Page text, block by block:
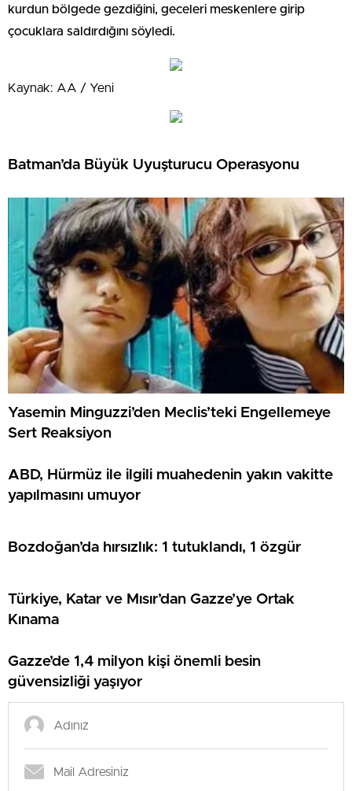
kurdun bölgede gezdiğini, geceleri meskenlere girip
çocuklara saldırdığını söyledi.
Kaynak: AA / Yeni
Batman’da Büyük Uyuşturucu Operasyonu
Yasemin Minguzzi’den Meclis’teki Engellemeye
Sert Reaksiyon
ABD, Hürmüz ile ilgili muahedenin yakın vakitte
yapılmasını umuyor
Bozdoğan’da hırsızlık: 1 tutuklandı, 1 özgür
Türkiye, Katar ve Mısır’dan Gazze’ye Ortak
Kınama
Gazze’de 1,4 milyon kişi önemli besin
güvensizliği yaşıyor